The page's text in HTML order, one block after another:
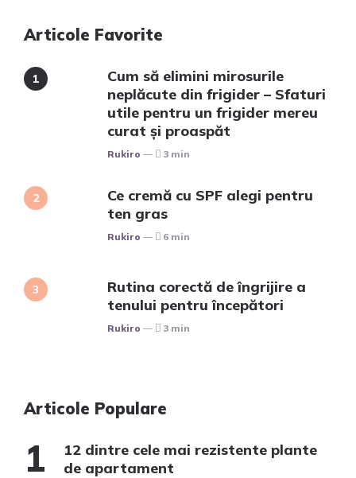
Articole Favorite
Cum să elimini mirosurile
neplăcute din frigider – Sfaturi
utile pentru un frigider mereu
curat și proaspăt
Posted
Rukiro 3 min
Ce cremă cu SPF alegi pentru
ten gras
Posted
Rukiro 6 min
Rutina corectă de îngrijire a
tenului pentru începători
Posted
Rukiro 3 min
Articole Populare
12 dintre cele mai rezistente plante
de apartament